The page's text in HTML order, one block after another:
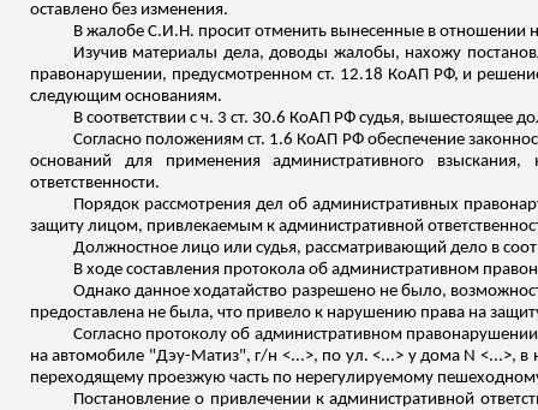
оставлено без изменения.
В жалобе С.И.Н. просит отменить вынесенные в отношении
Изучив материалы дела, доводы жалобы, нахожу
правонарушении, предусмотренном ст. 12.18 КоАП РФ, и
следующим основаниям.
В соответствии с ч. 3 ст. 30.6 КоАП РФ судья,
Согласно положениям ст. 1.6 КоАП РФ обеспечение
оснований для применения административного
ответственности.
Порядок рассмотрения дел об административных
защиту лицом, привлекаемым к административной
Должностное лицо или судья, рассматривающий дело в
В ходе составления протокола об административном
Однако данное ходатайство разрешено не было,
предоставлена не была, что привело к нарушению права на
Согласно протоколу об административном
на автомобиле "Дэу-Матиз", г/н <...>, по ул. <...> у дома N <...>,
переходящему проезжую часть по нерегулируемому
Постановление о привлечении к административной